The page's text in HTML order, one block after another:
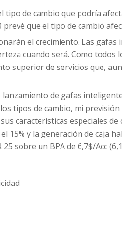
tipo de cambio que podría
que el tipo de cambió
el crecimiento. Las
cuando será. Como todos
superior de servicios que,
de gafas
tipos de cambio, mi
características especiales
15% y la generación de caja
sobre un BPA de 6,7$/Acc